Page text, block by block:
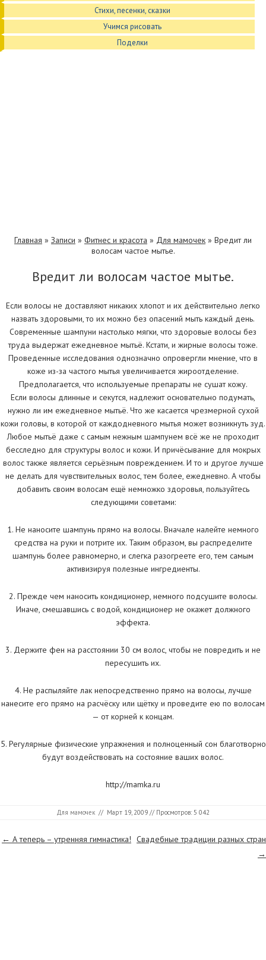
Стихи, песенки, сказки
Учимся рисовать
Поделки
Главная » Записи » Фитнес и красота » Для мамочек » Вредит ли
волосам частое мытье.
Вредит ли волосам частое мытье.
Если волосы не доставляют никаких хлопот и их действительно легко
назвать здоровыми, то их можно без опасений мыть каждый день.
Современные шампуни настолько мягки, что здоровые волосы без
труда выдержат ежедневное мытьё. Кстати, и жирные волосы тоже.
Проведенные исследования однозначно опровергли мнение, что в
коже из-за частого мытья увеличивается жироотделение.
Предполагается, что используемые препараты не сушат кожу.
Если волосы длинные и секутся, надлежит основательно подумать,
нужно ли им ежедневное мытьё. Что же касается чрезмерной сухой
кожи головы, в которой от каждодневного мытья может возникнуть зуд.
Любое мытьё даже с самым нежным шампунем всё же не проходит
бесследно для структуры волос и кожи. И причёсывание для мокрых
волос также является серьёзным повреждением. И то и другое лучше
не делать для чувствительных волос, тем более, ежедневно. А чтобы
добавить своим волосам ещё немножко здоровья, пользуйтесь
следующими советами:
1. Не наносите шампунь прямо на волосы. Вначале налейте немного
средства на руки и потрите их. Таким образом, вы распределите
шампунь более равномерно, и слегка разогреете его, тем самым
активизируя полезные ингредиенты.
2. Прежде чем наносить кондиционер, немного подсушите волосы.
Иначе, смешавшись с водой, кондиционер не окажет должного
эффекта.
3. Держите фен на расстоянии 30 см волос, чтобы не повредить и не
пересушить их.
4. Не распыляйте лак непосредственно прямо на волосы, лучше
нанесите его прямо на расчёску или щётку и проведите ею по волосам
— от корней к концам.
5. Регулярные физические упражнения и полноценный сон благотворно
будут воздействовать на состояние ваших волос.
http://mamka.ru
Для мамочек // Март 19, 2009 // Просмотров: 5 042
Страницы
← А теперь – утренняя гимнастика! Свадебные традиции разных стран
→